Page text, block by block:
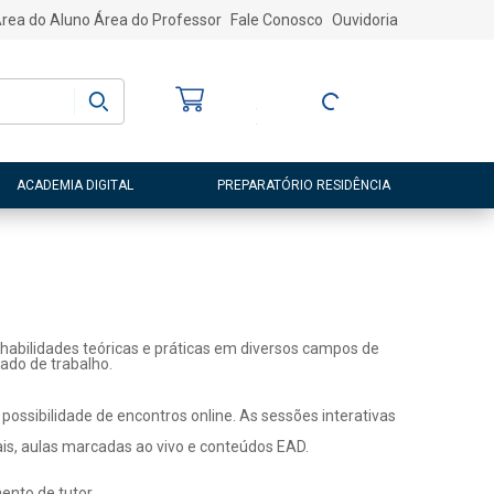
do Aluno Área do Professor Fale Conosco Ouvidoria
Entre ou Cadastre-
ACADEMIA DIGITAL PREPARATÓRIO RESIDÊNCIA
teóricas e práticas em diversos campos de
de trabalho.
de encontros online. As sessões interativas
aulas marcadas ao vivo e conteúdos EAD.